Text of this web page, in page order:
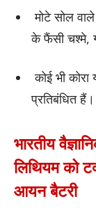
मोटे सोल
के फैंसी चश्मे,
कोई भी
प्रतिबंधित हैं।
भारतीय
लिथियम को
आयन बैटरी